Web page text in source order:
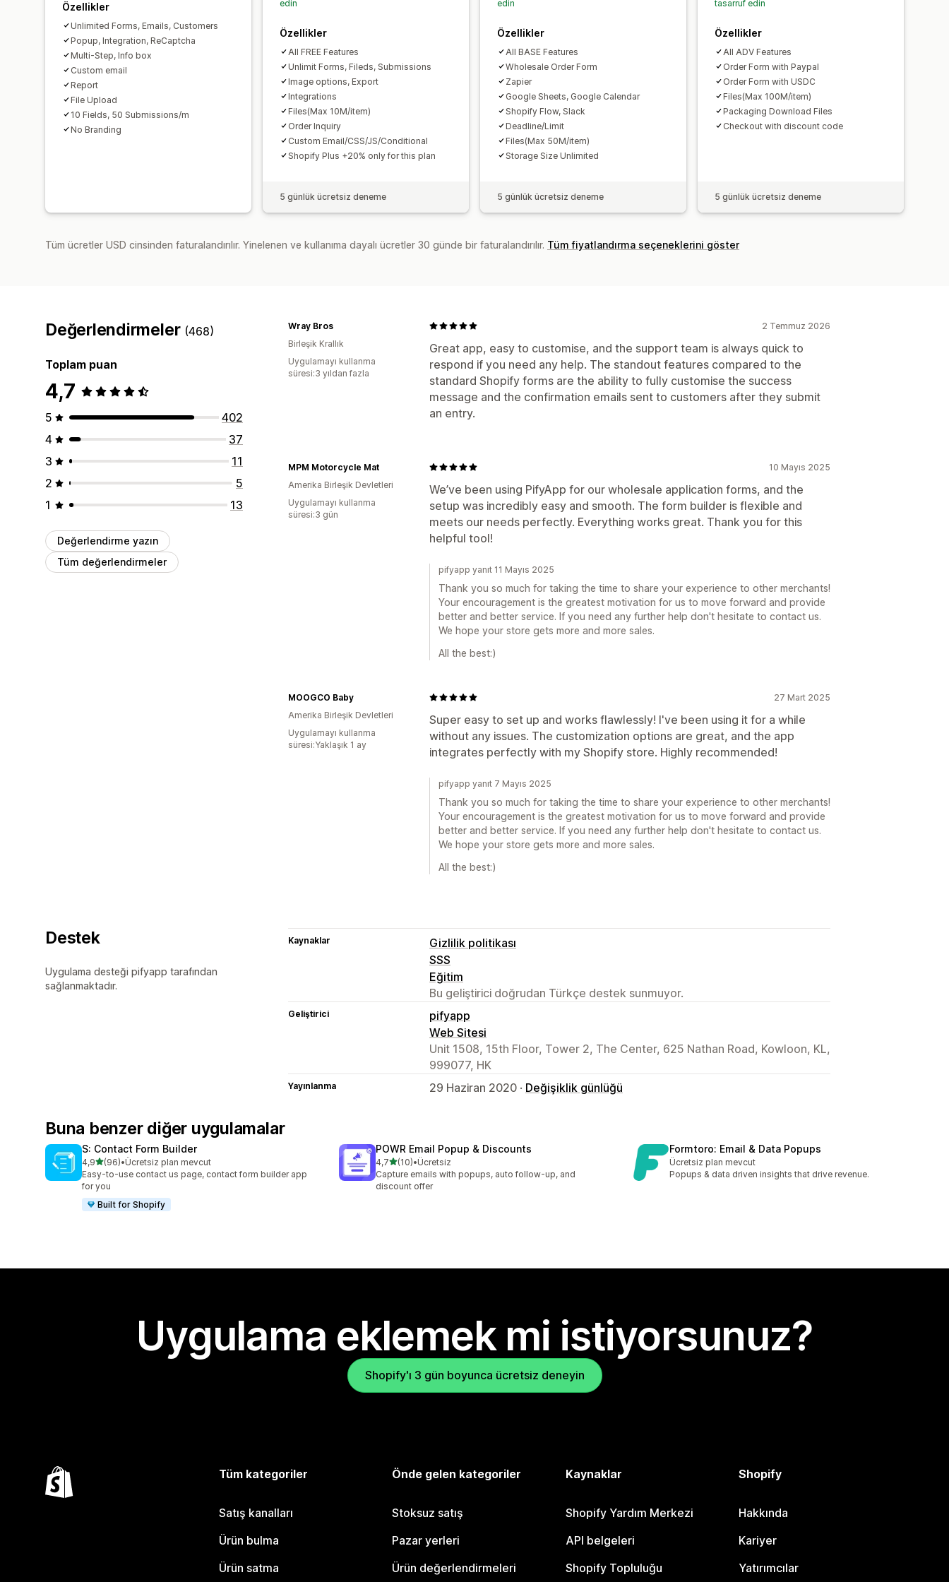
Özellikler
Unlimited Forms, Emails, Customers
Popup, Integration, ReCaptcha
Multi-Step, Info box
Custom email
Report
File Upload
10 Fields, 50 Submissions/m
No Branding
edin
Özellikler
All FREE Features
Unlimit Forms, Fileds, Submissions
Image options, Export
Integrations
Files(Max 10M/item)
Order Inquiry
Custom Email/CSS/JS/Conditional
Shopify Plus +20% only for this plan
5 günlük ücretsiz deneme
edin
Özellikler
All BASE Features
Wholesale Order Form
Zapier
Google Sheets, Google Calendar
Shopify Flow, Slack
Deadline/Limit
Files(Max 50M/item)
Storage Size Unlimited
5 günlük ücretsiz deneme
tasarruf edin
Özellikler
All ADV Features
Order Form with Paypal
Order Form with USDC
Files(Max 100M/item)
Packaging Download Files
Checkout with discount code
5 günlük ücretsiz deneme
Tüm ücretler USD cinsinden faturalandırılır. Yinelenen ve kullanıma dayalı ücretler 30 günde bir faturalandırılır. Tüm fiyatlandırma seçeneklerini göster
Değerlendirmeler (468)
Toplam puan
4,7
5
402
4
37
3
11
2
5
1
13
Değerlendirme yazın
Tüm değerlendirmeler
2 Temmuz 2026
Great app, easy to customise, and the support team is always quick to
respond if you need any help. The standout features compared to the
standard Shopify forms are the ability to fully customise the success
message and the confirmation emails sent to customers after they submit
an entry.
Wray Bros
Birleşik Krallık
Uygulamayı kullanma
süresi:3 yıldan fazla
10 Mayıs 2025
We’ve been using PifyApp for our wholesale application forms, and the
setup was incredibly easy and smooth. The form builder is flexible and
meets our needs perfectly. Everything works great. Thank you for this
helpful tool!
MPM Motorcycle Mat
Amerika Birleşik Devletleri
Uygulamayı kullanma
süresi:3 gün
pifyapp yanıt 11 Mayıs 2025
Thank you so much for taking the time to share your experience to other merchants!
Your encouragement is the greatest motivation for us to move forward and provide
better and better service. If you need any further help don't hesitate to contact us.
We hope your store gets more and more sales.
All the best:)
27 Mart 2025
Super easy to set up and works flawlessly! I've been using it for a while
without any issues. The customization options are great, and the app
integrates perfectly with my Shopify store. Highly recommended!
MOOGCO Baby
Amerika Birleşik Devletleri
Uygulamayı kullanma
süresi:Yaklaşık 1 ay
pifyapp yanıt 7 Mayıs 2025
Thank you so much for taking the time to share your experience to other merchants!
Your encouragement is the greatest motivation for us to move forward and provide
better and better service. If you need any further help don't hesitate to contact us.
We hope your store gets more and more sales.
All the best:)
Destek
Uygulama desteği pifyapp tarafından
sağlanmaktadır.
Kaynaklar
Gizlilik politikası
SSS
Eğitim
Bu geliştirici doğrudan Türkçe destek sunmuyor.
Geliştirici
pifyapp
Web Sitesi
Unit 1508, 15th Floor, Tower 2, The Center, 625 Nathan Road, Kowloon, KL,
999077, HK
Yayınlanma 29 Haziran 2020 · Değişiklik günlüğü
Buna benzer diğer uygulamalar
S: Contact Form Builder
4,95 yıldız üzerinden
(96)
toplam 96 değerlendirme
•Ücretsiz plan mevcut
Easy-to-use contact us page, contact form builder app
for you
Built for Shopify
POWR Email Popup & Discounts
4,75 yıldız üzerinden
(10)
toplam 10 değerlendirme
•Ücretsiz
Capture emails with popups, auto follow-up, and
discount offer
Formtoro: Email & Data Popups
Ücretsiz plan mevcut
Popups & data driven insights that drive revenue.
Uygulama eklemek mi istiyorsunuz?
Shopify'ı 3 gün boyunca ücretsiz deneyin
Tüm kategoriler
Satış kanalları
Ürün bulma
Ürün satma
Önde gelen kategoriler
Stoksuz satış
Pazar yerleri
Ürün değerlendirmeleri
Kaynaklar
Shopify Yardım Merkezi
API belgeleri
Shopify Topluluğu
Shopify
Hakkında
Kariyer
Yatırımcılar